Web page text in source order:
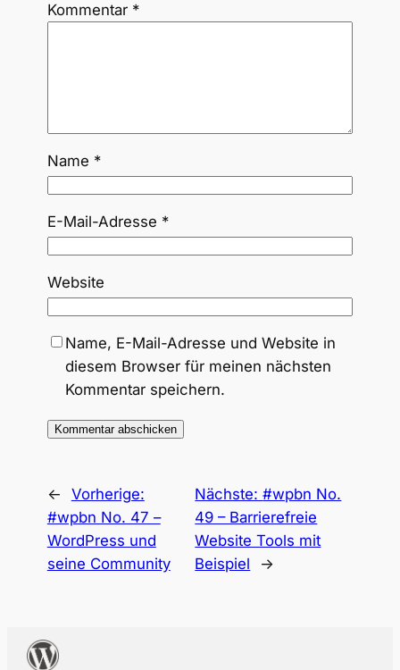
Kommentar *
Name *
E-Mail-Adresse *
Website
Name, E-Mail-Adresse und Website in
diesem Browser für meinen nächsten
Kommentar speichern.
←
Vorherige:
#wpbn No. 47 –
WordPress und
seine Community
Nächste:#wpbn No.
49 – Barrierefreie
Website Tools mit
Beispiel
→